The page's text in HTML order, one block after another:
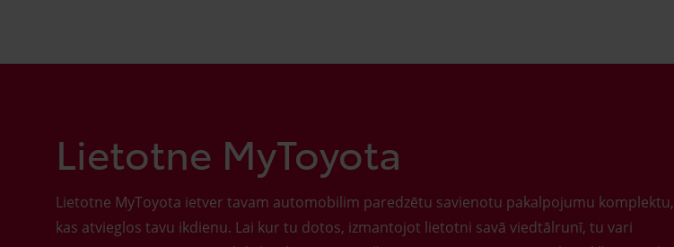
Lietotne MyToyota
Lietotne MyToyota ietver tavam automobilim paredzētu savienotu pakalpojumu komplektu,
kas atvieglos tavu ikdienu. Lai kur tu dotos, izmantojot lietotni savā viedtālrunī, tu vari